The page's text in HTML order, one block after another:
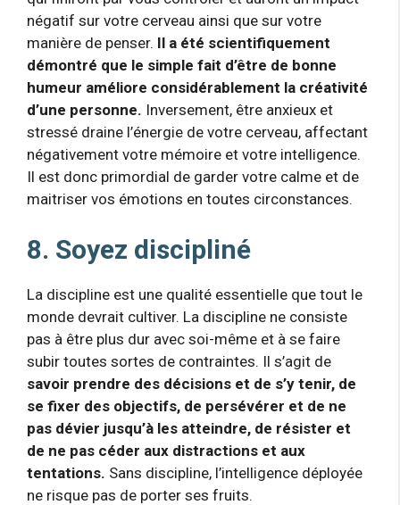
négatif sur votre cerveau ainsi que sur votre
manière de penser. Il a été scientifiquement
démontré que le simple fait d’être de bonne
humeur améliore considérablement la créativité
d’une personne. Inversement, être anxieux et
stressé draine l’énergie de votre cerveau, affectant
négativement votre mémoire et votre intelligence.
Il est donc primordial de garder votre calme et de
maitriser vos émotions en toutes circonstances.
8. Soyez discipliné
La discipline est une qualité essentielle que tout le
monde devrait cultiver. La discipline ne consiste
pas à être plus dur avec soi-même et à se faire
subir toutes sortes de contraintes. Il s’agit de
savoir prendre des décisions et de s’y tenir, de
se fixer des objectifs, de persévérer et de ne
pas dévier jusqu’à les atteindre, de résister et
de ne pas céder aux distractions et aux
tentations. Sans discipline, l’intelligence déployée
ne risque pas de porter ses fruits.